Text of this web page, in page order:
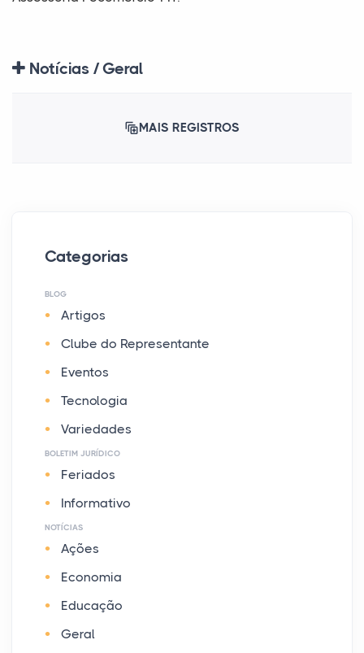
Notícias / Geral
MAIS REGISTROS
Categorias
BLOG
Artigos
Clube do Representante
Eventos
Tecnologia
Variedades
BOLETIM JURÍDICO
Feriados
Informativo
NOTÍCIAS
Ações
Economia
Educação
Geral